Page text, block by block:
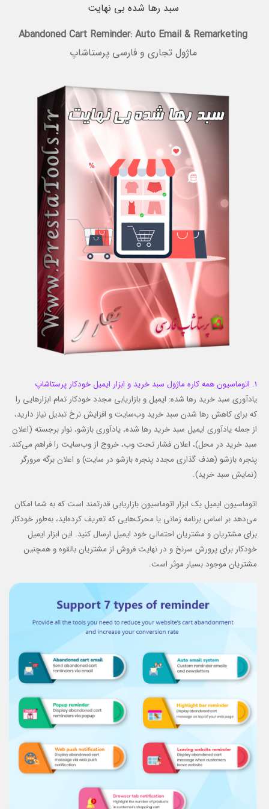
سبد رها شده بی نهایت
Abandoned Cart Reminder: Auto Email & Remarketing
ماژول تجاری و فارسی پرستاشاپ
1. اتوماسیون همه کاره ماژول سبد خرید و ابزار ایمیل خودکار پرستاشاپ
یادآوری سبد خرید رها شده: ایمیل و بازاریابی مجدد خودکار تمام ابزارهایی را
که برای کاهش رها شدن سبد خرید وب‌سایت و افزایش نرخ تبدیل نیاز دارید،
از جمله یادآوری ایمیل سبد خرید رها شده، یادآوری بازشو، نوار برجسته (اعلان
سبد خرید در محل)، اعلان فشار تحت وب، خروج از وب‌سایت را فراهم می‌کند.
پنجره بازشو (هدف گذاری مجدد پنجره بازشو در سایت) و اعلان برگه مرورگر
(نمایش سبد خرید).
اتوماسیون ایمیل یک ابزار اتوماسیون بازاریابی قدرتمند است که به شما امکان
می‌دهد بر اساس برنامه زمانی یا محرک‌هایی که تعریف کرده‌اید، به‌طور خودکار
برای مشتریان و مشتریان احتمالی خود ایمیل ارسال کنید. این ابزار ایمیل
خودکار برای پرورش سرنخ و در نهایت فروش از مشتریان بالقوه و همچنین
مشتریان موجود بسیار موثر است.